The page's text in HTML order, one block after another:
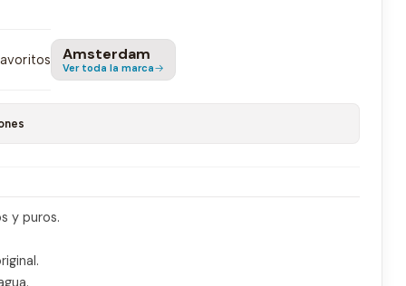
Amsterdam
Ver toda la marca
y puros.